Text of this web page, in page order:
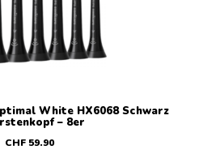
White HX6068 Schwarz
– 8er
CHF59.90